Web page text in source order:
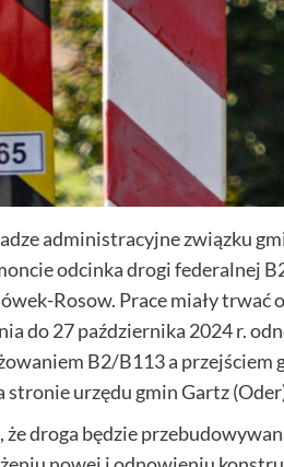
administracyjne związku
odcinka drogi federalnej
Rosow. Prace miały trwać
do 27 października 2024 r.
B2/B113 a przejściem
stronie urzędu gmin Gartz
droga będzie